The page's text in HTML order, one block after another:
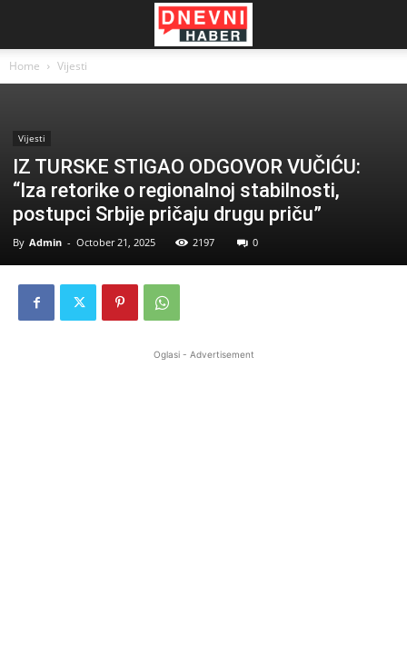
Home Vijesti
Vijesti
IZ TURSKE STIGAO ODGOVOR VUČIĆU:
“Iza retorike o regionalnoj stabilnosti,
postupci Srbije pričaju drugu priču”
By Admin - October 21, 2025 2197 0
Oglasi - Advertisement